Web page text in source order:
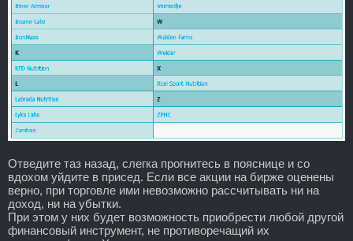
Отведите таз назад, слегка прогнитесь в пояснице и со
вдохом уйдите в присед. Если все акции на бирже оценены
верно, при торговле ими невозможно рассчитывать ни на
доход, ни на убытки.
При этом у них будет возможность приобрести любой другой
финансовый инструмент, не противоречащий их